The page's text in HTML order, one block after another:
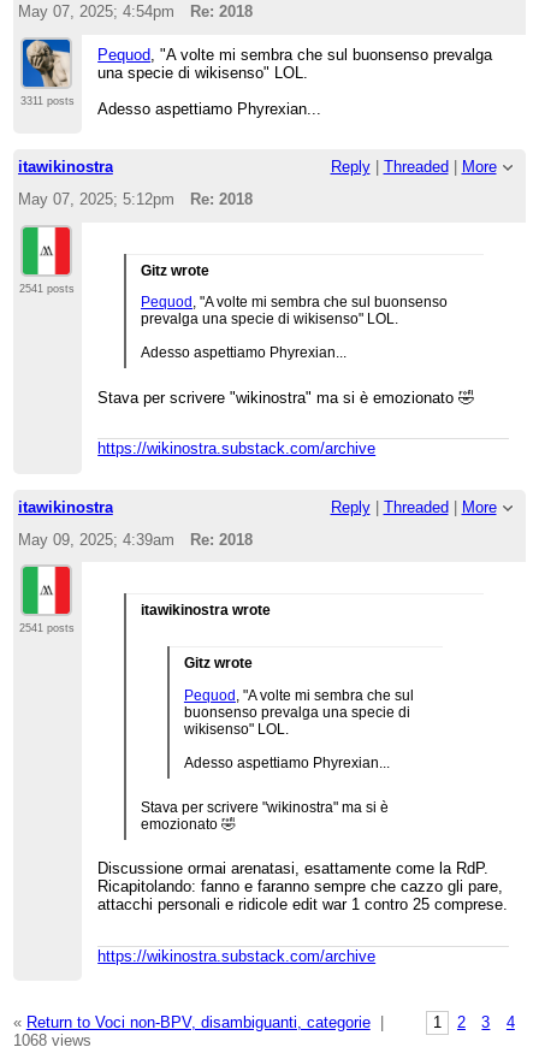
May 07, 2025; 4:54pm
Re: 2018
3311 posts
Pequod , "A volte mi sembra che sul buonsenso prevalga
una specie di wikisenso" LOL.
Adesso aspettiamo Phyrexian...
itawikinostra Reply| Threaded
More
May 07, 2025; 5:12pm
Re: 2018
2541 posts
Gitz wrote
Pequod , "A volte mi sembra che sul buonsenso
prevalga una specie di wikisenso" LOL.
Adesso aspettiamo Phyrexian...
Stava per scrivere "wikinostra" ma si è emozionato 🤣
https://wikinostra.substack.com/archive
itawikinostra Reply| Threaded | More
May 09, 2025; 4:39am
Re: 2018
2541 posts
itawikinostra wrote
Gitz wrote
Pequod , "A volte mi sembra che sul
buonsenso prevalga una specie di
wikisenso" LOL.
Adesso aspettiamo Phyrexian...
Stava per scrivere "wikinostra" ma si è
emozionato 🤣
Discussione ormai arenatasi, esattamente come la RdP.
Ricapitolando: fanno e faranno sempre che cazzo gli pare,
attacchi personali e ridicole edit war 1 contro 25 comprese.
https://wikinostra.substack.com/archive
1 2 3 4
« Return to Voci non-BPV, disambiguanti, categorie|
1068 views